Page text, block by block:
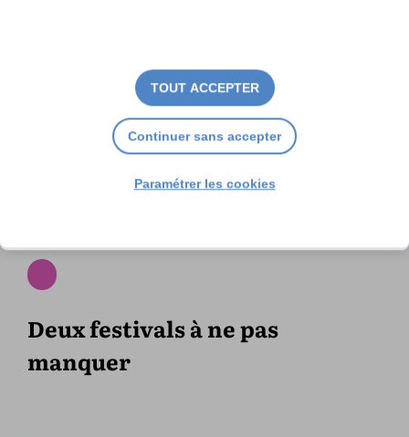
Deux festivals à ne pas
manquer
TOUT ACCEPTER
Continuer sans accepter
Paramétrer les cookies